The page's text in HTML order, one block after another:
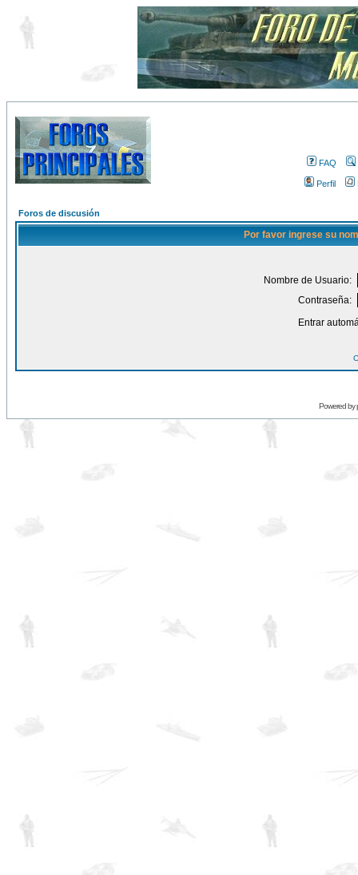
FAQ
Perfil
Foros de discusión
Por favor ingrese su
Nombre de Usuario:
Contraseña:
Entrar
Powered by